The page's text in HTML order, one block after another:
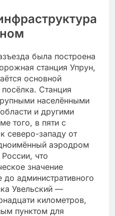
была построена
станция Упрун,
основной
Станция
населёнными
и другими
того, в пяти с
северо-западу от
аэродром
что
значение
до административного
Увельский —
километров,
пунктом для